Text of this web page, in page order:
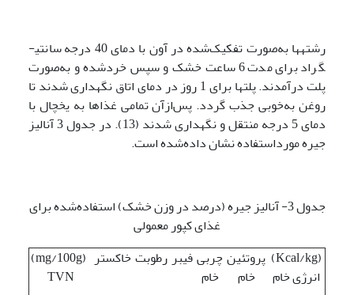
رشته­ها به‌صورت تفکیک‌شده در آون با دمای 40 درجه سانتی­
گراد برای مدت 6 ساعت خشک و سپس خردشده و به‌صورت
پلت درآمدند. پلت­ها برای 1 روز در دمای اتاق نگهداری شدند تا
روغن به‌خوبی جذب گردد. پس‌ازآن تمامی غذاها به یخچال با
دمای 5 درجه منتقل و نگهداری شدند (13). در جدول 3 آنالیز
جیره مورداستفاده نشان داده‌شده است.
جدول 3- آنالیز جیره (درصد در وزن خشک) استفاده‌شده برای
غذای کپور معمولی
(Kcal/kg)
انرژی خام
پروتئین
خام
چربی
خام
فیبر رطوبتخاکستر
(mg/100g)
TVN